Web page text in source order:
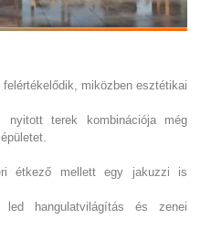
miközben esztétikai
terek kombinációja még
étkező mellett egy jakuzzi is
hangulatvilágítás és zenei